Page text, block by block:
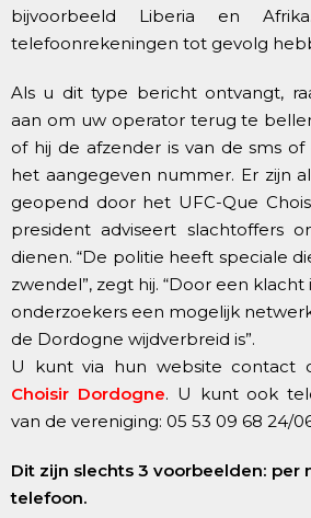
bijvoorbeeld Liberia en
telefoonrekeningen tot gevolg
Als u dit type bericht ontvangt,
aan om uw operator terug te
of hij de afzender is van de sms
het aangegeven nummer. Er zijn
geopend door het UFC-Que
president adviseert slachtoffers
dienen. “De politie heeft speciale
zwendel”, zegt hij. “Door een
onderzoekers een mogelijk
de Dordogne wijdverbreid is”.
U kunt via hun website contact
Choisir Dordogne. U kunt ook
van de vereniging: 05 53 09 68 24/
Dit zijn slechts 3 voorbeelden: per
telefoon.